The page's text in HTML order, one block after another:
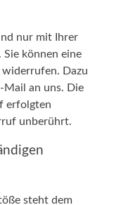
nur mit Ihrer
können eine
Dazu
an uns. Die
erfolgten
unberührt.
steht dem